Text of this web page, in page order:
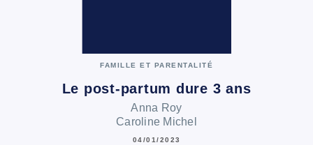
FAMILLE ET PARENTALITÉ
Le post-partum dure 3 ans
Anna Roy
Caroline Michel
04/01/2023